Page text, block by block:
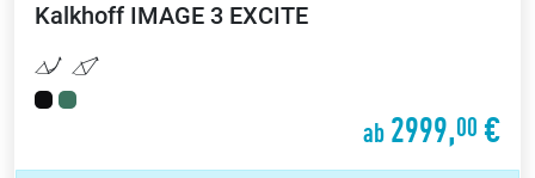
Kalkhoff IMAGE 3 EXCITE
ab 2999,00 €